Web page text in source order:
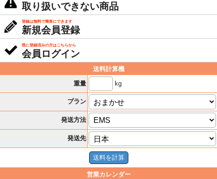
取り扱いできない商品
登録は無料で簡単にできます
新規会員登録
既に登録済みの方はこちらから
会員ログイン
送料計算機
重量
kg
プラン
発送方法
発送先
営業カレンダー